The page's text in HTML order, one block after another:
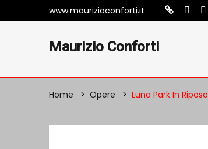
www.maurizioconforti.it
Maurizio Conforti
Home Opere Luna Park In Riposo